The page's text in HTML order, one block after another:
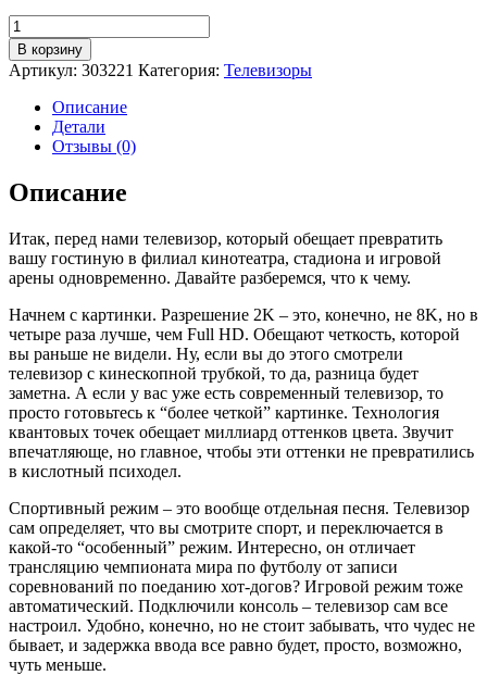
Количество
товара
QLED
телевизор
Hisense
75A7GQ
В корзину
Артикул: 303221 Категория: Телевизоры
Описание
Детали
Отзывы (0)
Описание
Итак, перед нами телевизор, который обещает превратить
вашу гостиную в филиал кинотеатра, стадиона и игровой
арены одновременно. Давайте разберемся, что к чему.
Начнем с картинки. Разрешение 2K – это, конечно, не 8K, но в
четыре раза лучше, чем Full HD. Обещают четкость, которой
вы раньше не видели. Ну, если вы до этого смотрели
телевизор с кинескопной трубкой, то да, разница будет
заметна. А если у вас уже есть современный телевизор, то
просто готовьтесь к “более четкой” картинке. Технология
квантовых точек обещает миллиард оттенков цвета. Звучит
впечатляюще, но главное, чтобы эти оттенки не превратились
в кислотный психодел.
Спортивный режим – это вообще отдельная песня. Телевизор
сам определяет, что вы смотрите спорт, и переключается в
какой-то “особенный” режим. Интересно, он отличает
трансляцию чемпионата мира по футболу от записи
соревнований по поеданию хот-догов? Игровой режим тоже
автоматический. Подключили консоль – телевизор сам все
настроил. Удобно, конечно, но не стоит забывать, что чудес не
бывает, и задержка ввода все равно будет, просто, возможно,
чуть меньше.